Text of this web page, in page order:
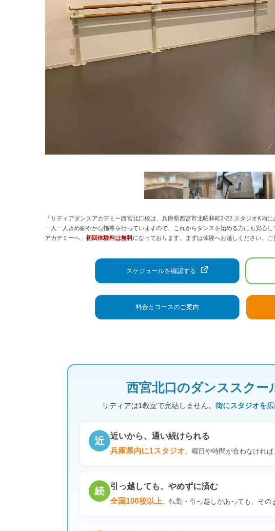
「リディアダンスアカデミー西宮北口校は、兵庫県西宮市北昭和町2-22 スタジオK内
一人一人きめ細やかな指導を行っていますので、これからダンスを始める方にも安心
アカデミーへ」 初回体験料は無料になっております。まずは体験へお越しください。ご
スケジュールを確認する
料金とコースのご案内
西宮北口のダンススクー
リディアは1教室で完結しません。 街にスタジオを
近 近いから、通い続けられる
兵庫県内に1スタジオ。曜日や時間が合わなけれ
続 引っ越しても、やめずに済む
全国100校以上。転勤・引っ越しがあっても、その